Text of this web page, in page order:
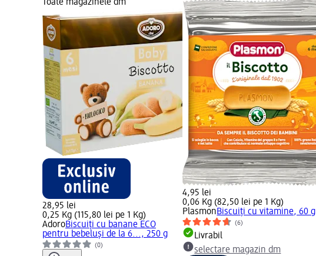
Toate magazinele dm
28,95 lei
0,25 Kg (115,80 lei pe 1 Kg)
AdoroBiscuiți cu banane ECO
pentru bebeluși de la 6..., 250 g
(0)
4,95 lei
0,06 Kg (82,50 lei pe 1 Kg)
PlasmonBiscuiți cu vitamine, 60 g
(6)
Livrabil
selectare magazin dm